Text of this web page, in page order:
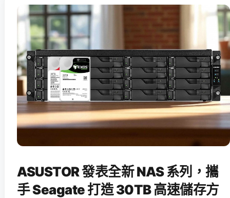
ASUSTOR 發表全新 NAS 系列，攜
手 Seagate 打造 30TB 高速儲存方